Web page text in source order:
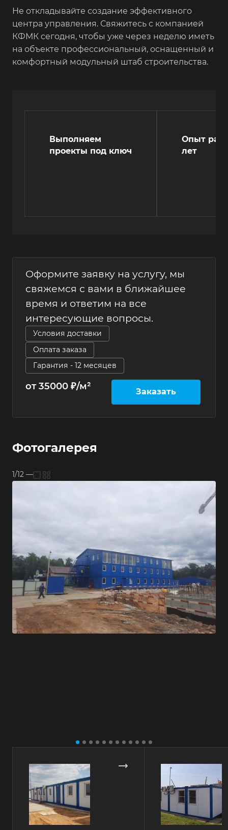
Не откладывайте создание эффективного
центра управления. Свяжитесь с компанией
КФМК сегодня, чтобы уже через неделю иметь
на объекте профессиональный, оснащенный и
комфортный модульный штаб строительства.
Выполняем
проекты под ключ
Опыт
лет
Оформите заявку на услугу, мы
свяжемся с вами в ближайшее
время и ответим на все
интересующие вопросы.
Условия доставки
Оплата заказа
Гарантия - 12 месяцев
от 35000 ₽/м² Заказать
Фотогалерея
1/12 —